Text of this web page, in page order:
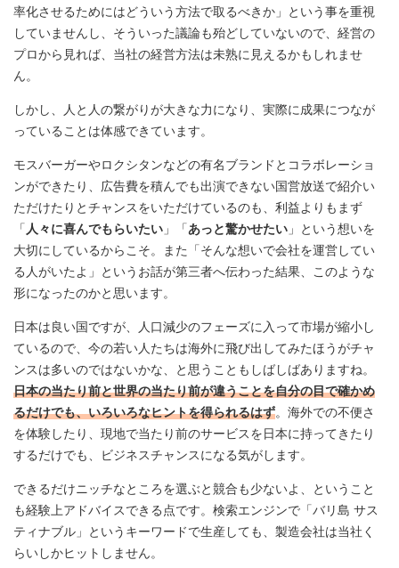
率化させるためにはどういう方法で取るべきか」という事を重視
していませんし、そういった議論も殆どしていないので、経営の
プロから見れば、当社の経営方法は未熟に見えるかもしれませ
ん。
しかし、人と人の繋がりが大きな力になり、実際に成果につなが
っていることは体感できています。
モスバーガーやロクシタンなどの有名ブランドとコラボレーショ
ンができたり、広告費を積んでも出演できない国営放送で紹介い
ただけたりとチャンスをいただけているのも、利益よりもまず
「 人々に喜んでもらいたい 」「あっと驚かせたい 」という想いを
大切にしているからこそ。また「そんな想いで会社を運営してい
る人がいたよ」というお話が第三者へ伝わった結果、このような
形になったのかと思います。
日本は良い国ですが、人口減少のフェーズに入って市場が縮小し
ているので、今の若い人たちは海外に飛び出してみたほうがチャ
ンスは多いのではないかな、と思うこともしばしばありますね。
日本の当たり前と世界の当たり前が違うことを自分の目で確かめ
るだけでも、いろいろなヒントを得られるはず。海外での不便さ
を体験したり、現地で当たり前のサービスを日本に持ってきたり
するだけでも、ビジネスチャンスになる気がします。
できるだけニッチなところを選ぶと競合も少ないよ、ということ
も経験上アドバイスできる点です。検索エンジンで「バリ島 サス
ティナブル」というキーワードで生産しても、製造会社は当社く
らいしかヒットしません。